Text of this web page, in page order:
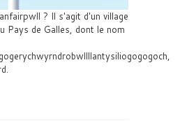
? Il s'agit d'un village
Pays de Galles, dont le nom